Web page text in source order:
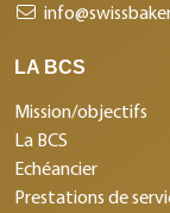
LA BCS
Mission/objectifs
La BCS
Echéancier
Prestations de